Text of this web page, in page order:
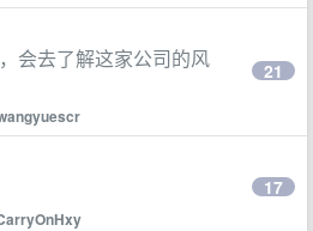
会去了解这家公司的风
21
17